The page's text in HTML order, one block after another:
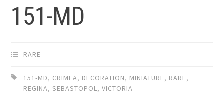
151-MD
RARE
151-MD, CRIMEA, DECORATION, MINIATURE, RARE,
REGINA,SEBASTOPOL,VICTORIA